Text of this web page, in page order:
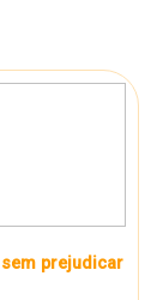
prejudicar